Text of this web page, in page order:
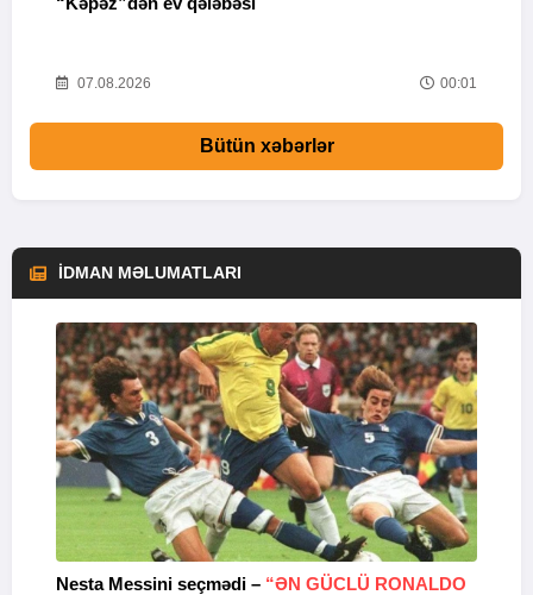
07.08.2026 00:01
Bütün xəbərlər
İDMAN MƏLUMATLARI
Nesta Messini seçmədi – “ƏN GÜCLÜ RONALDO